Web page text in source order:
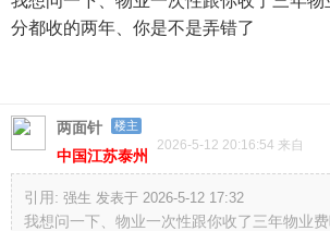
分都收的两年、你是不是弄错了
两面针 楼主
2026-5-12 20:16:54 来自
中国江苏泰州
引用: 强生 发表于 2026-5-12 17:32
我想问一下、物业一次性跟你收了三年物业